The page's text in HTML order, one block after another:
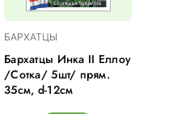
БАРХАТЦЫ
Бархатцы Инка II Еллоу
/Сотка/ 5шт/ прям.
35см, d-12см